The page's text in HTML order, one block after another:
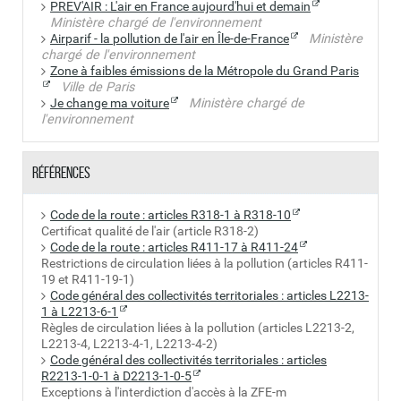
EURO
2
Non
classés
Pas de
pastille
1997
1 et
EURO 1 et
2000
EURO 2
Non
classés
Pas de
pastille
Avant
octobre
EURO 1
Avant
octobre
EURO 1
5 Grise -
Non
classés
Pas de
pastille
2000
Pas de norme tout
PREV'AIR : L'air en France aujourd'hui et demain
Ministère chargé de l'environnement
Airparif - la pollution de l'air en Île-de-France
Ministère
chargé de l'environnement
Zone à faibles émissions de la Métropole du Grand Paris
Ville de Paris
Je change ma voiture
Ministère chargé de
l'environnement
Références
Code de la route : articles R318-1 à R318-10
Certificat qualité de l'air (article R318-2)
Code de la route : articles R411-17 à R411-24
Restrictions de circulation liées à la pollution (articles R411-
19 et R411-19-1)
Code général des collectivités territoriales : articles L2213-
1 à L2213-6-1
Règles de circulation liées à la pollution (articles L2213-2,
L2213-4, L2213-4-1, L2213-4-2)
Code général des collectivités territoriales : articles
R2213-1-0-1 à D2213-1-0-5
Exceptions à l'interdiction d'accès à la ZFE-m